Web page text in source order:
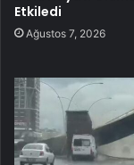
Etkiledi
Ağustos 7, 2026